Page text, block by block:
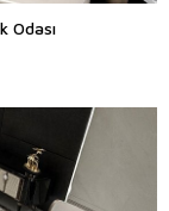
Odası